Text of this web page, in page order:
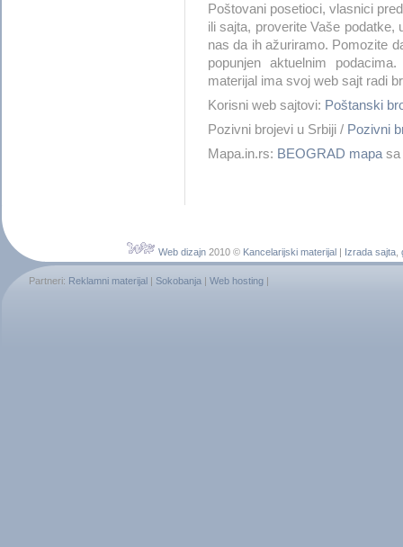
Poštovani posetioci, vlasnici
ili sajta, proverite Vaše podatke,
nas da ih ažuriramo. Pomozite
popunjen aktuelnim
materijal ima svoj web sajt radi
Korisni web sajtovi: Poštanski
Pozivni brojevi u Srbiji / Pozivni
Mapa.in.rs: BEOGRAD mapasa
Web dizajn2010 © Kancelarijski materijal Izrada sajta,
Partneri: Reklamni materijal Sokobanja Web hosting